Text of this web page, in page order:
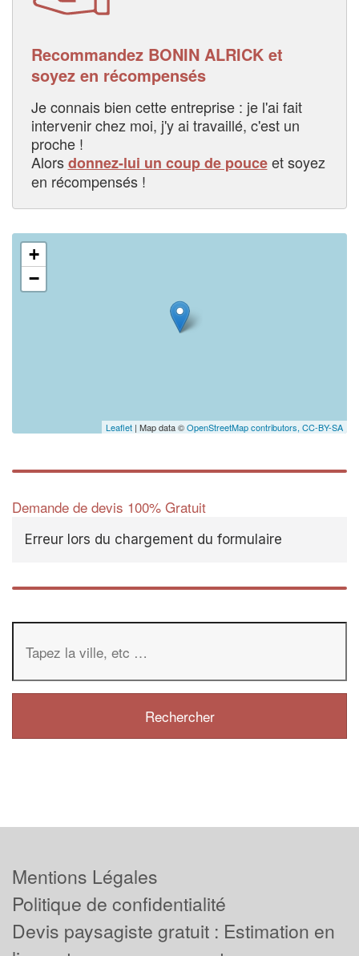
Recommandez BONIN ALRICK et
soyez en récompensés
Je connais bien cette entreprise : je l'ai fait
intervenir chez moi, j'y ai travaillé, c'est un
proche !
Alorsdonnez-lui un coup de pouceet soyez
en récompensés !
+
−
Leaflet | Map data ©OpenStreetMap contributors, CC-BY-SA
Demande de devis 100% Gratuit
Erreur lors du chargement du formulaire
Mentions Légales
Politique de confidentialité
Devis paysagiste gratuit : Estimation en